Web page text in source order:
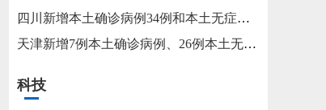
四川新增本土确诊病例34例和本土无症状感染者115例
天津新增7例本土确诊病例、26例本土无症状感染者
科技